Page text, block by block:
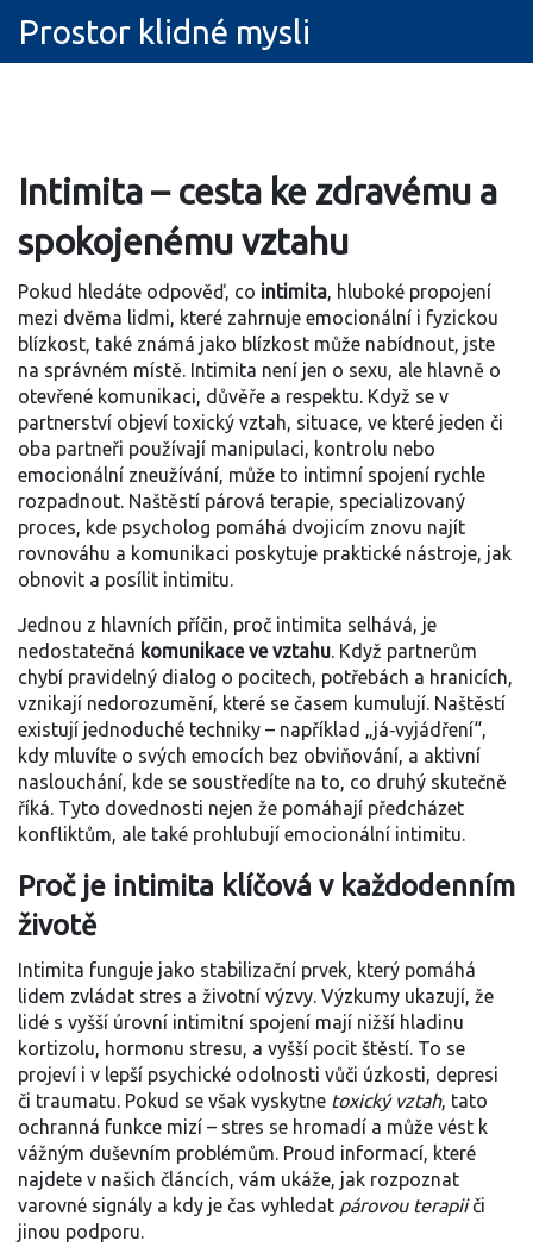
Prostor klidné mysli
Intimita – cesta ke zdravému a
spokojenému vztahu
Pokud hledáte odpověď, co intimita, hluboké propojení
mezi dvěma lidmi, které zahrnuje emocionální i fyzickou
blízkost, také známá jako blízkost může nabídnout, jste
na správném místě. Intimita není jen o sexu, ale hlavně o
otevřené komunikaci, důvěře a respektu. Když se v
partnerství objeví toxický vztah, situace, ve které jeden či
oba partneři používají manipulaci, kontrolu nebo
emocionální zneužívání, může to intimní spojení rychle
rozpadnout. Naštěstí párová terapie, specializovaný
proces, kde psycholog pomáhá dvojicím znovu najít
rovnováhu a komunikaci poskytuje praktické nástroje, jak
obnovit a posílit intimitu.
Jednou z hlavních příčin, proč intimita selhává, je
nedostatečná komunikace ve vztahu. Když partnerům
chybí pravidelný dialog o pocitech, potřebách a hranicích,
vznikají nedorozumění, které se časem kumulují. Naštěstí
existují jednoduché techniky – například „já‑vyjádření“,
kdy mluvíte o svých emocích bez obviňování, a aktivní
naslouchání, kde se soustředíte na to, co druhý skutečně
říká. Tyto dovednosti nejen že pomáhají předcházet
konfliktům, ale také prohlubují emocionální intimitu.
Proč je intimita klíčová v každodenním
životě
Intimita funguje jako stabilizační prvek, který pomáhá
lidem zvládat stres a životní výzvy. Výzkumy ukazují, že
lidé s vyšší úrovní intimitní spojení mají nižší hladinu
kortizolu, hormonu stresu, a vyšší pocit štěstí. To se
projeví i v lepší psychické odolnosti vůči úzkosti, depresi
či traumatu. Pokud se však vyskytne toxický vztah, tato
ochranná funkce mizí – stres se hromadí a může vést k
vážným duševním problémům. Proud informací, které
najdete v našich článcích, vám ukáže, jak rozpoznat
varovné signály a kdy je čas vyhledat párovou terapiiči
jinou podporu.